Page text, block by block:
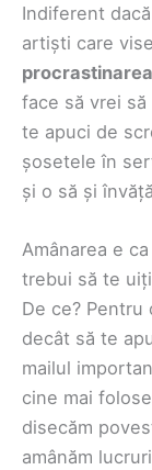
Indiferent
artiști care
procrastinarea
face să vrei
te apuci de
șosetele în
și o să și
Amânarea e
trebui să te
De ce? Pentru
decât să te
mailul
cine mai
disecăm
amânăm